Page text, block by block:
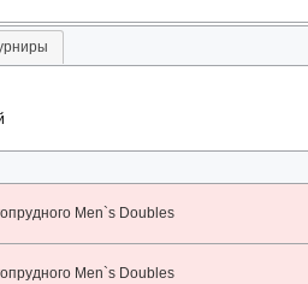
Men`s Doubles
Men`s Doubles